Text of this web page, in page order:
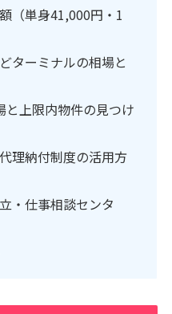
（単身41,000円・1
ターミナルの相場と
上限内物件の見つけ
理納付制度の活用方
・仕事相談センタ